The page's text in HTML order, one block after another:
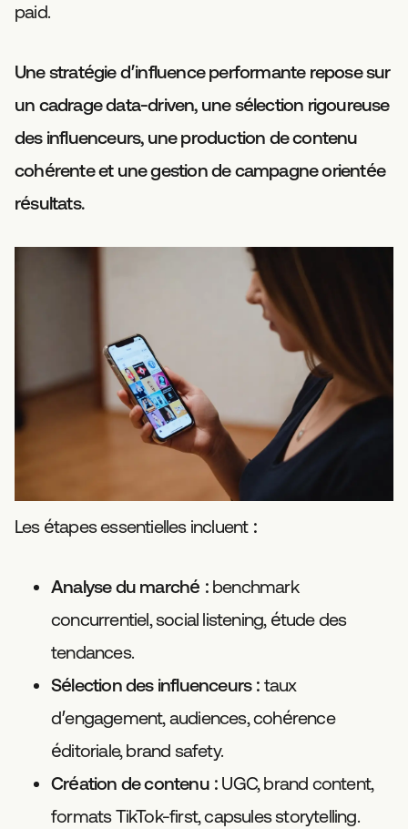
paid.
Une stratégie d’influence performante repose sur
un cadrage data-driven, une sélection rigoureuse
des influenceurs, une production de contenu
cohérente et une gestion de campagne orientée
résultats.
Les étapes essentielles incluent :
Analyse du marché : benchmark
concurrentiel, social listening, étude des
tendances.
Sélection des influenceurs: taux
d’engagement, audiences, cohérence
éditoriale, brand safety.
Création de contenu: UGC, brand content,
formats TikTok-first, capsules storytelling.